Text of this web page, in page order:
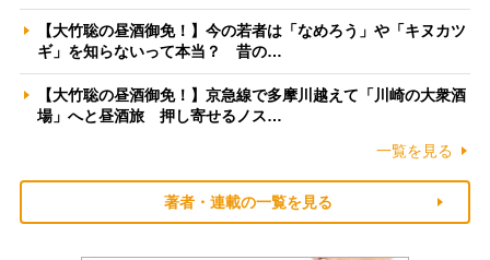
【大竹聡の昼酒御免！】今の若者は「なめろう」や「キヌカツ
ギ」を知らないって本当？ 昔の…
【大竹聡の昼酒御免！】京急線で多摩川越えて「川崎の大衆酒
場」へと昼酒旅 押し寄せるノス…
一覧を見る
著者・連載の一覧を見る